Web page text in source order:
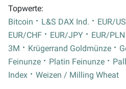
Topwerte:
Bitcoin
L&S DAX Ind. EUR/
EUR/CHF
EUR/JPY EUR/PLN
3M
Krügerrand Goldmünze
Feinunze
Platin Feinunze
Index
Weizen / Milling Wheat